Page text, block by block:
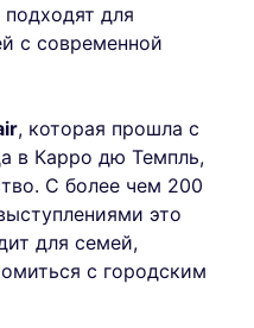
для
с современной
, которая прошла с
в Карро дю Темпль,
С более чем 200
это
для семей,
с городским